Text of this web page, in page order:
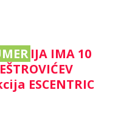
IJA IMA 10
ESCENTRIC